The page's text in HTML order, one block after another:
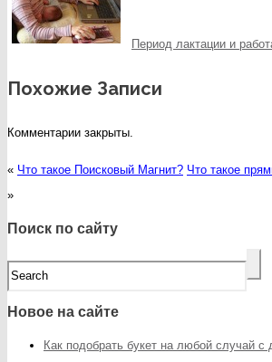
Период лактации и
Похожие Записи
Комментарии закрыты.
« Что такое Поисковый Магнит? Что такое
»
Поиск по сайту
Новое на сайте
Как подобрать букет на любой случай с